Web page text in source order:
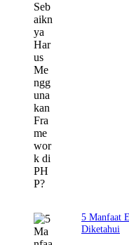
5 Manfaat
Diketahui